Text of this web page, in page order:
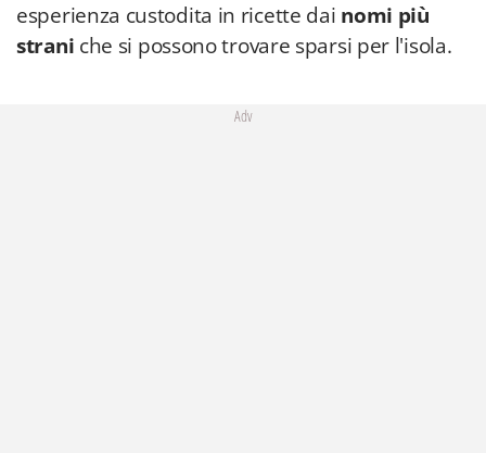
esperienza custodita in ricette dai nomi più
strani che si possono trovare sparsi per l'isola.
Adv